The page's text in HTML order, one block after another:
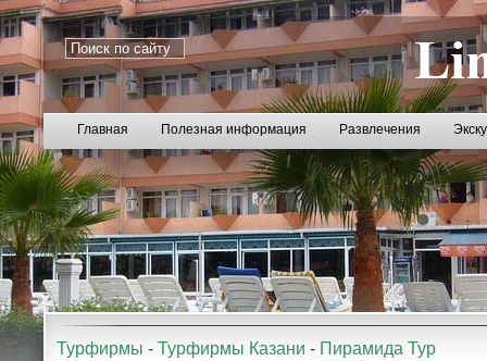
Главная Полезная информация Развлечения
Турфирмы - Турфирмы Казани - Пирамида Тур